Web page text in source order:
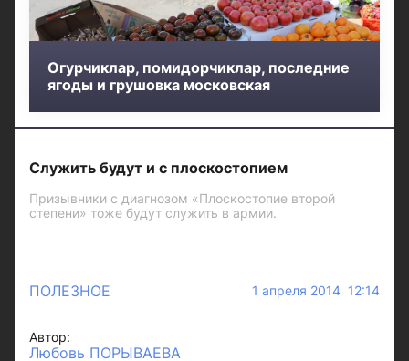
Огурчиклар, помидорчиклар, последние
ягоды и грушовка московская
Служить будут и с плоскостопием
Призывники с диагнозом «Плоскостопие второй
степени» тоже будут служить в армии.
ПОЛЕЗНОЕ 1 апреля 2014 12:14
Автор:
Любовь ПОРЫВАЕВА